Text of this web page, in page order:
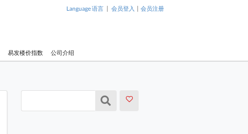
Language 语言 | 会员登入 | 会员注册
易发楼价指数 公司介绍